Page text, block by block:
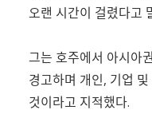
오랜 시간이 걸렸다고
그는 호주에서 아시아
경고하며 개인, 기업
것이라고 지적했다.